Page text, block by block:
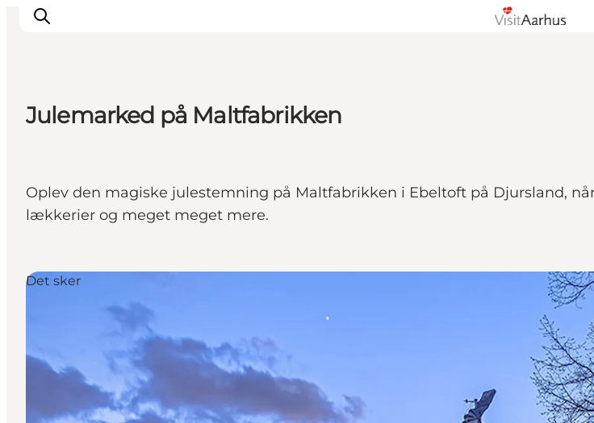
Byer og steder
Planlæg ferien
Transport
Julemarked på Maltfabrikken
Oplev den magiske julestemning på Maltfabrikken i Ebeltoft på Djursland,
lækkerier og meget meget mere.
Det sker